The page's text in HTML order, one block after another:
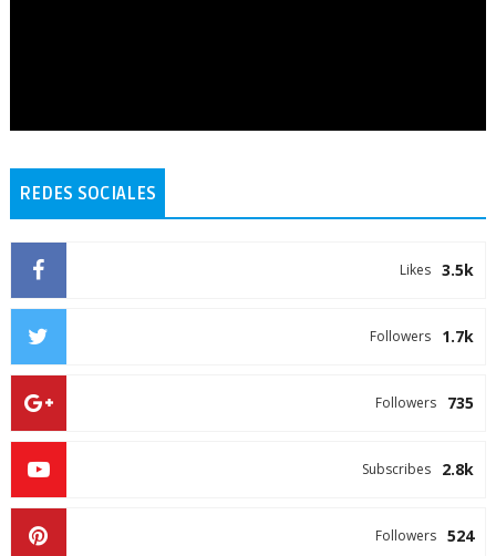
REDES SOCIALES
3.5k
Likes
1.7k
Followers
735
Followers
2.8k
Subscribes
524
Followers